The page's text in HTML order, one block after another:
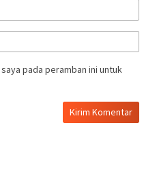
pada peramban ini untuk